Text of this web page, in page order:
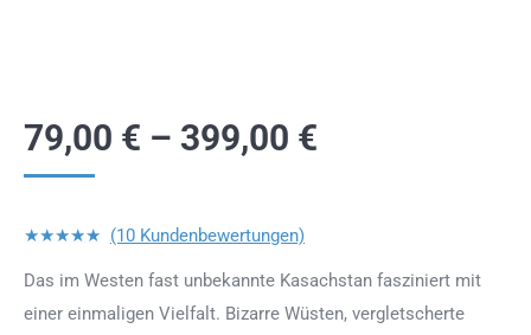
79,00 € – 399,00 €
★★★★★ (10 Kundenbewertungen)
Das im Westen fast unbekannte Kasachstan fasziniert mit
einer einmaligen Vielfalt. Bizarre Wüsten, vergletscherte